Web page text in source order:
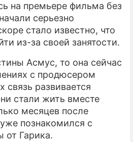
на премьере фильма без
серьезно
стало известно, что
из-за своей занятости.
Асмус, то она сейчас
с продюсером
развивается
стали жить вместе
месяцев после
познакомился с
от Гарика.